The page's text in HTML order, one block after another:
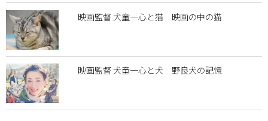
映画監督 犬童一心と猫 映画の中の猫
映画監督 犬童一心と犬 野良犬の記憶